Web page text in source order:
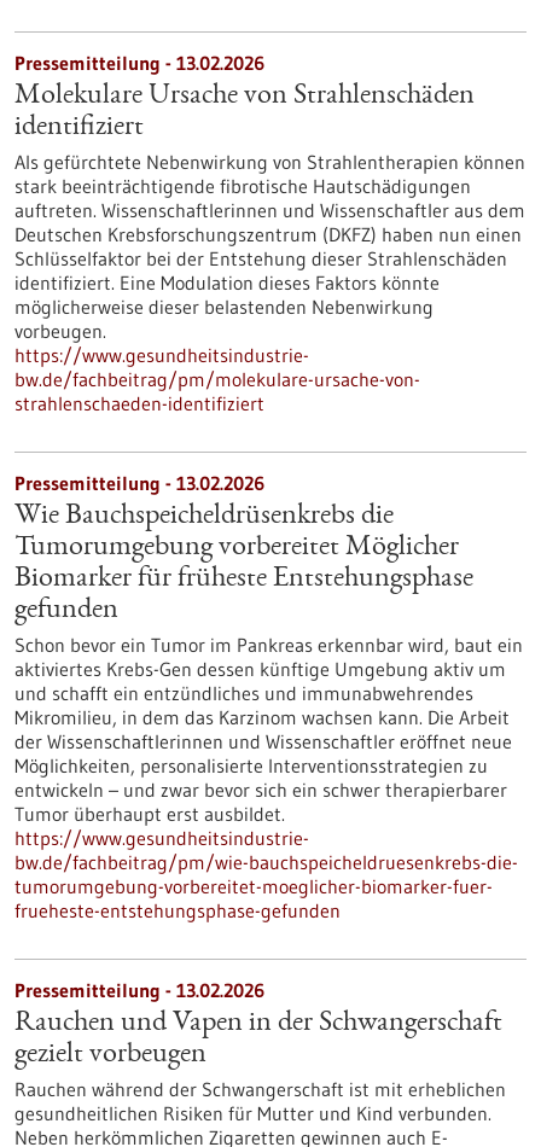
Pressemitteilung - 13.02.2026
Molekulare Ursache von Strahlenschäden
identifiziert
Als gefürchtete Nebenwirkung von Strahlentherapien können
stark beeinträchtigende fibrotische Hautschädigungen
auftreten. Wissenschaftlerinnen und Wissenschaftler aus dem
Deutschen Krebsforschungszentrum (DKFZ) haben nun einen
Schlüsselfaktor bei der Entstehung dieser Strahlenschäden
identifiziert. Eine Modulation dieses Faktors könnte
möglicherweise dieser belastenden Nebenwirkung
vorbeugen.
https://www.gesundheitsindustrie-
bw.de/fachbeitrag/pm/molekulare-ursache-von-
strahlenschaeden-identifiziert
Pressemitteilung - 13.02.2026
Wie Bauchspeicheldrüsenkrebs die
Tumorumgebung vorbereitet Möglicher
Biomarker für früheste Entstehungsphase
gefunden
Schon bevor ein Tumor im Pankreas erkennbar wird, baut ein
aktiviertes Krebs-Gen dessen künftige Umgebung aktiv um
und schafft ein entzündliches und immunabwehrendes
Mikromilieu, in dem das Karzinom wachsen kann. Die Arbeit
der Wissenschaftlerinnen und Wissenschaftler eröffnet neue
Möglichkeiten, personalisierte Interventionsstrategien zu
entwickeln – und zwar bevor sich ein schwer therapierbarer
Tumor überhaupt erst ausbildet.
https://www.gesundheitsindustrie-
bw.de/fachbeitrag/pm/wie-bauchspeicheldruesenkrebs-die-
tumorumgebung-vorbereitet-moeglicher-biomarker-fuer-
frueheste-entstehungsphase-gefunden
Pressemitteilung - 13.02.2026
Rauchen und Vapen in der Schwangerschaft
gezielt vorbeugen
Rauchen während der Schwangerschaft ist mit erheblichen
gesundheitlichen Risiken für Mutter und Kind verbunden.
Neben herkömmlichen Zigaretten gewinnen auch E-